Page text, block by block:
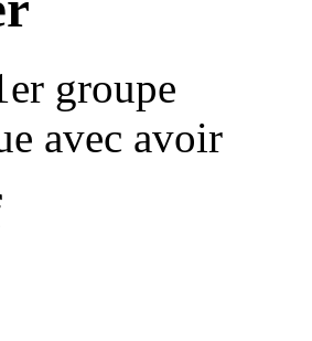
groupe
avec avoir